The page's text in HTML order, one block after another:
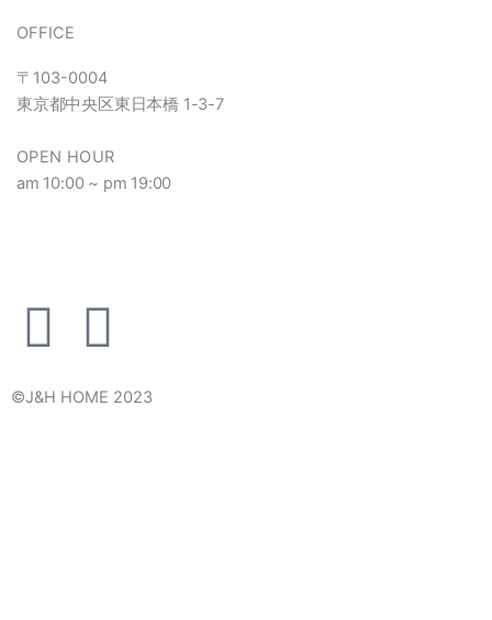
OFFICE
〒103-0004
東京都中央区東日本橋 1-3-7
OPEN HOUR
am 10:00 ~ pm 19:00
T
w
I
n
©︎J&H HOME 2023